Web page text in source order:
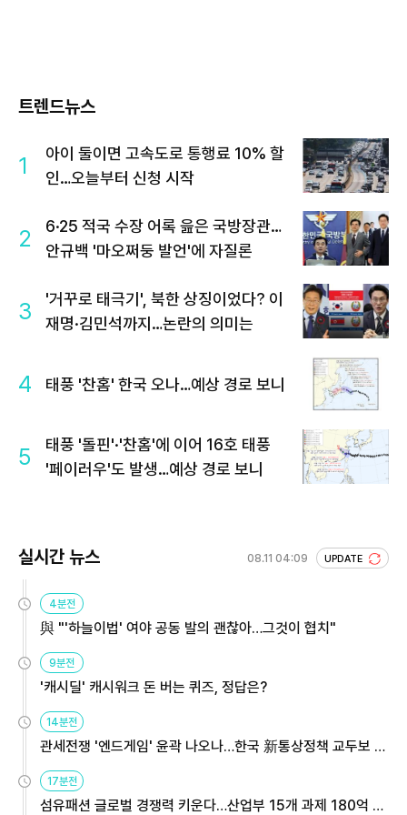
트렌드뉴스
1
아이 둘이면 고속도로 통행료 10% 할
인…오늘부터 신청 시작
2
6·25 적국 수장 어록 읊은 국방장관…
안규백 '마오쩌둥 발언'에 자질론
3
'거꾸로 태극기', 북한 상징이었다? 이
재명·김민석까지…논란의 의미는
4 태풍 '찬홈' 한국 오나…예상 경로 보니
5
태풍 '돌핀'·'찬홈'에 이어 16호 태풍
'페이러우'도 발생…예상 경로 보니
실시간 뉴스 08.11 04:09 UPDATE
4분전
與 "'하늘이법' 여야 공동 발의 괜찮아…그것이 협치"
9분전
'캐시딜' 캐시워크 돈 버는 퀴즈, 정답은?
14분전
관세전쟁 '엔드게임' 윤곽 나오나…한국 新통상정책 교두보 활
용해야
17분전
섬유패션 글로벌 경쟁력 키운다…산업부 15개 과제 180억 지